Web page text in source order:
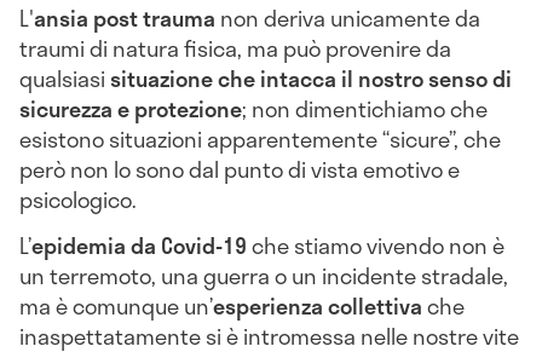
L'ansia post trauma non deriva unicamente da
traumi di natura fisica, ma può provenire da
qualsiasisituazione che intacca il nostro senso di
sicurezza e protezione; non dimentichiamo che
esistono situazioni apparentemente “sicure”, che
però non lo sono dal punto di vista emotivo e
psicologico.
L’epidemia da Covid-19che stiamo vivendo non è
un terremoto, una guerra o un incidente stradale,
ma è comunque un’esperienza collettivache
inaspettatamente si è intromessa nelle nostre vite